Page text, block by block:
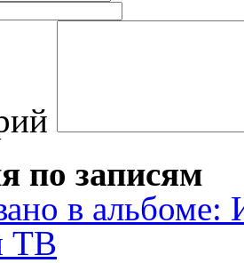
по записям
в альбоме:
ТВ